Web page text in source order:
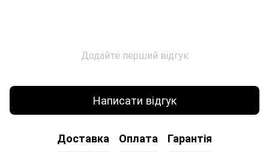
Додайте перший відгук
Написати відгук
Доставка Оплата Гарантія